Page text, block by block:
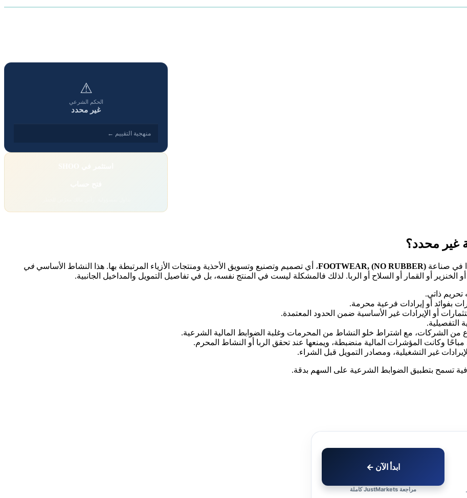
⚠
الحكم الشرعي
غير محدد
منهجية التقييم ←
في صناعة FOOTWEAR, (NO RUBBER)، أي تصميم وتصنيع وتسويق الأحذية ومنتجات الأزياء المرتبطة بها. هذا النشاط الأساسي في
أو القمار أو السلاح أو الربا. لذلك فالمشكلة ليست في المنتج نفسه، بل في تفاصيل التمويل والمداخيل الجانبية.
تحريم ذاتي.
بفوائد أو إيرادات فرعية محرمة.
أو الإيرادات غير الأساسية ضمن الحدود المعتمدة.
التفصيلية.
من الشركات، مع اشتراط خلو النشاط من المحرمات وغلبة الضوابط المالية الشرعية.
وكانت المؤشرات المالية منضبطة، ويمنعها عند تحقق الربا أو النشاط المحرم.
غير التشغيلية، ومصادر التمويل قبل الشراء.
تسمح بتطبيق الضوابط الشرعية على السهم بدقة.
ابدأ الآن ←
مراجعة JustMarkets كاملة